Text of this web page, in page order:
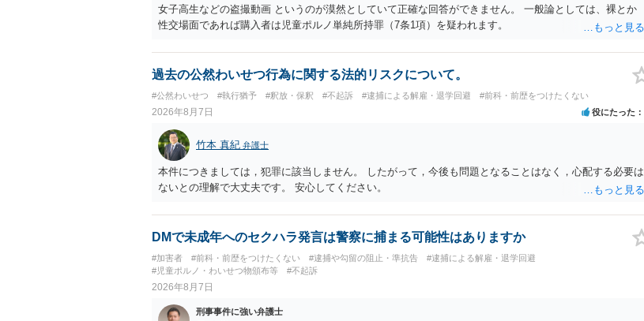
女子高生などの盗撮動画 というのが漠然としていて正確な回答ができません。 一般論としては、裸とか
性交場面であれば購入者は児童ポルノ単純所持罪（7条1項）を疑われます。
過去の公然わいせつ行為に関する法的リスクについて。
#公然わいせつ #執行猶予 #釈放・保釈 #不起訴 #逮捕による解雇・退学回避 #前科・前歴をつけたくない
2026年8月7日 役にたった
竹本 真紀 弁護士
本件につきましては，犯罪に該当しません。 したがって，今後も問題となることはなく，心配する必要は
ないとの理解で大丈夫です。 安心してください。
DMで未成年へのセクハラ発言は警察に捕まる可能性はありますか
#加害者 #前科・前歴をつけたくない #逮捕や勾留の阻止・準抗告
#逮捕による解雇・退学回避
#児童ポルノ・わいせつ物頒布等
#不起訴
2026年8月7日
刑事事件に強い弁護士